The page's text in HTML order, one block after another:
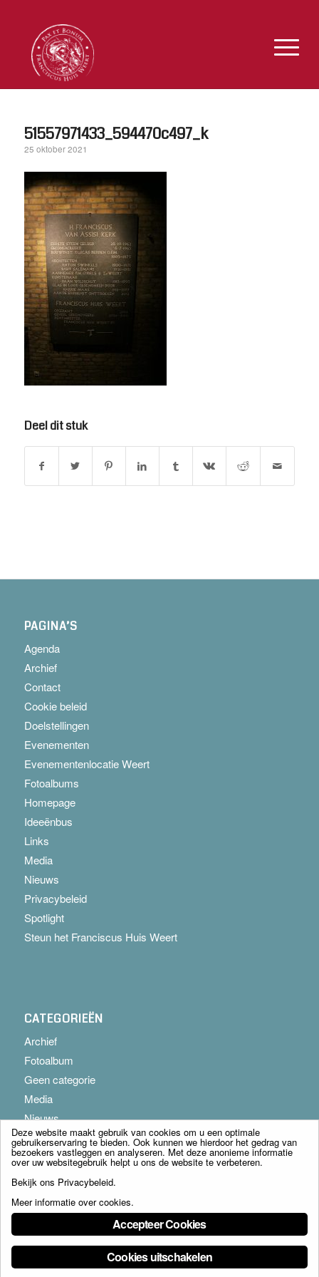
51557971433_594470c497_k
25 oktober 2021
Deel dit stuk
PAGINA’S
Agenda
Archief
Contact
Cookie beleid
Doelstellingen
Evenementen
Evenementenlocatie Weert
Fotoalbums
Homepage
Ideeënbus
Links
Media
Nieuws
Privacybeleid
Spotlight
Steun het Franciscus Huis Weert
CATEGORIEËN
Archief
Fotoalbum
Geen categorie
Media
Nieuws
© Copyright - Franciscus Huis Weert B.V. - webdesign:
Deze website maakt gebruik van cookies om u een optimale
gebruikerservaring te bieden. Ook kunnen we hierdoor het gedrag van
bezoekers vastleggen en analyseren. Met deze anonieme informatie
over uw websitegebruik helpt u ons de website te verbeteren.
Bekijk ons Privacybeleid.
Meer informatie over cookies.
Accepteer Cookies
Cookies uitschakelen